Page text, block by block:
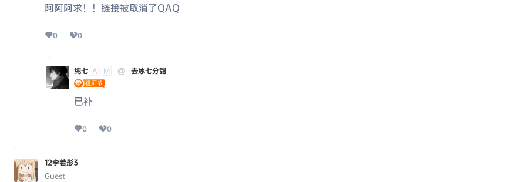
阿阿阿求！！链接被取消了QAQ
0 0
纯七 A M @ 去冰七分甜
已补
0 0
12李若彤3
Guest